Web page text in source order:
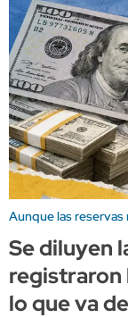
Aunque las
Se diluyen
registraron
lo que va